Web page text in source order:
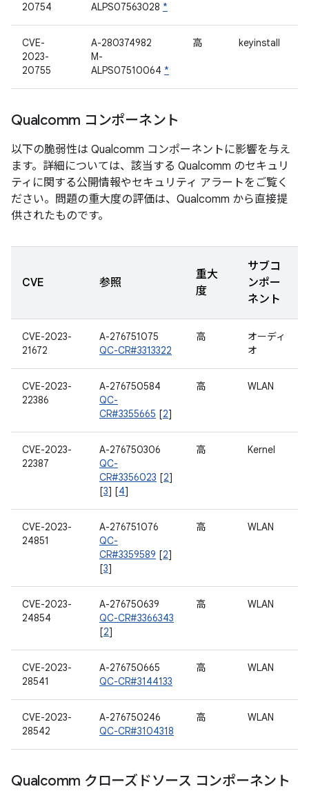
20754
ALPS07563028 *
CVE-
2023-
20755
A-280374982
M-
ALPS07510064 *
高 keyinstall
Qualcomm コンポーネント
以下の脆弱性は Qualcomm コンポーネントに影響を与え
ます。詳細については、該当する Qualcomm のセキュリ
ティに関する公開情報やセキュリティ アラートをご覧く
ださい。問題の重大度の評価は、Qualcomm から直接提
供されたものです。
CVE 参照
重大
度
サブコ
ンポー
ネント
CVE-2023-
21672
A-276751075
QC-CR#3313322
高
オーディ
オ
CVE-2023-
22386
A-276750584
QC-
CR#3355665 [2]
高 WLAN
CVE-2023-
22387
A-276750306
QC-
CR#3356023 [2]
[3] [4]
高 Kernel
CVE-2023-
24851
A-276751076
QC-
CR#3359589 [2]
[3]
高 WLAN
CVE-2023-
24854
A-276750639
QC-CR#3366343
[2]
高 WLAN
CVE-2023-
28541
A-276750665
QC-CR#3144133
高 WLAN
CVE-2023-
28542
A-276750246
QC-CR#3104318
高 WLAN
Qualcomm クローズドソース コンポーネント